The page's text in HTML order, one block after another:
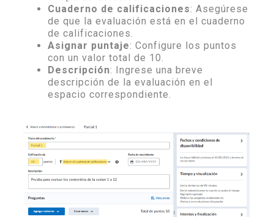
Cuaderno de calificaciones: Asegúrese
de que la evaluación está en el cuaderno
de calificaciones.
Asignar puntaje: Configure los puntos
con un valor total de 10.
Descripción: Ingrese una breve
descripción de la evaluación en el
espacio correspondiente.